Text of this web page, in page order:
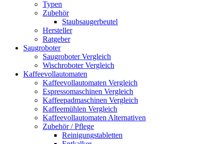
Typen
Zubehör
Staubsaugerbeutel
Hersteller
Ratgeber
Saugroboter
Saugroboter Vergleich
Wischroboter Vergleich
Kaffeevollautomaten
Kaffeevollautomaten Vergleich
Espressomaschinen Vergleich
Kaffeepadmaschinen Vergleich
Kaffeemühlen Vergleich
Kaffeevollautomaten Alternativen
Zubehör / Pflege
Reinigungstabletten